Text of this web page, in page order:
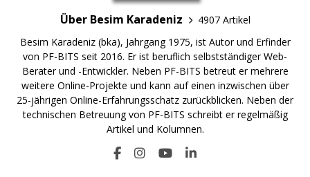
Über Besim Karadeniz
4907 Artikel
Besim Karadeniz (bka), Jahrgang 1975, ist Autor und Erfinder
von PF-BITS seit 2016. Er ist beruflich selbstständiger Web-
Berater und -Entwickler. Neben PF-BITS betreut er mehrere
weitere Online-Projekte und kann auf einen inzwischen über
25-jährigen Online-Erfahrungsschatz zurückblicken. Neben der
technischen Betreuung von PF-BITS schreibt er regelmäßig
Artikel und Kolumnen.